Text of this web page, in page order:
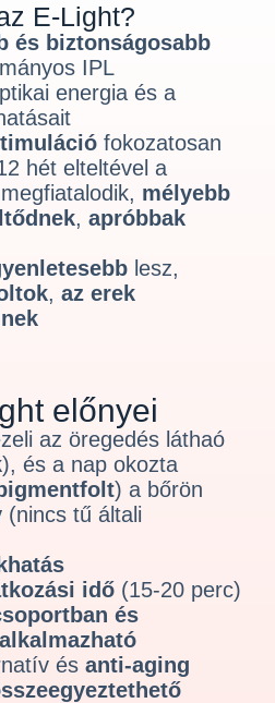
E-Light?
és biztonságosabb
IPL
energia és a
fokozatosan
hét elteltével a
mélyebb
, apróbbak
lesz,
, az erek
előnyei
az öregedés láthaó
), és a nap okozta
) a bőrön
(nincs tű általi
idő (15-20 perc)
és
és anti-aging